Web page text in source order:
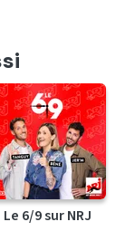
Le 6/9 sur NRJ